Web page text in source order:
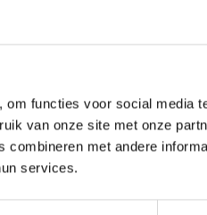
functies voor social media
van onze site met onze
met andere
services.